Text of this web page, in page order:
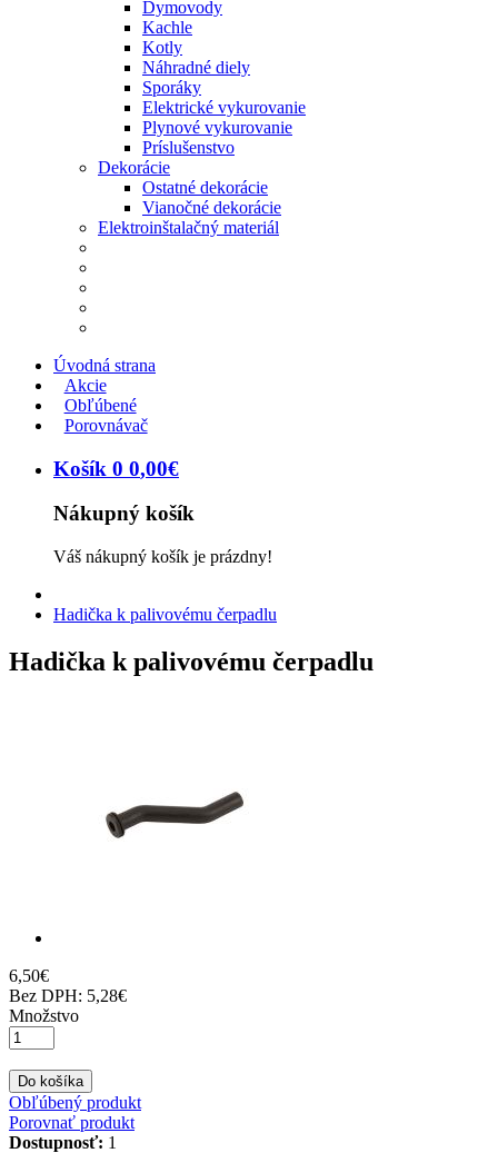
Dymovody
Kachle
Kotly
Náhradné diely
Sporáky
Elektrické vykurovanie
Plynové vykurovanie
Príslušenstvo
Dekorácie
Ostatné dekorácie
Vianočné dekorácie
Elektroinštalačný materiál
Úvodná strana
Akcie
Obľúbené
Porovnávač
Košík 0 0,00€
Nákupný košík
Váš nákupný košík je prázdny!
Hadička k palivovému čerpadlu
Hadička k palivovému čerpadlu
6,50€
Bez DPH: 5,28€
Množstvo
Do košíka
Obľúbený produkt
Porovnať produkt
Dostupnosť: 1